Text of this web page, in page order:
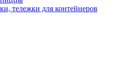
тележки для контейнеров